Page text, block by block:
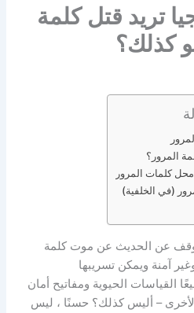
تريد قتل كلمة
كذلك؟
المرور؟
محل كلمات المرور
(في الخلفية)
عن الحديث عن موت كلمة
آمنة ويمكن تسريبها
القياسات الحيوية ومفاتيح أمان
الأخرى – أليس كذلك؟ حسنًا ، ليس